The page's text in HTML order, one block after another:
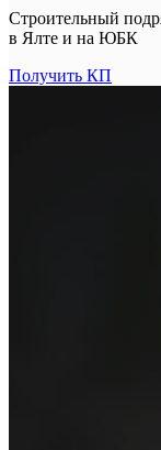
Строительный
в Ялте и на ЮБК
Получить КП